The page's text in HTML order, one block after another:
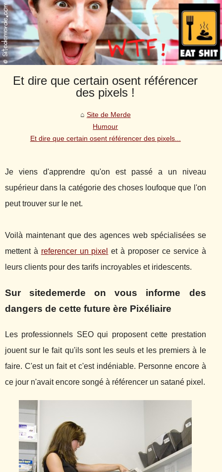
Et dire que certain osent référencer
des pixels !
Site de Merde
Humour
Et dire que certain osent référencer des pixels...
Je viens d'apprendre qu'on est passé a un niveau
supérieur dans la catégorie des choses loufoque que l'on
peut trouver sur le net.
Voilà maintenant que des agences web spécialisées se
mettent à referencer un pixel et à proposer ce service à
leurs clients pour des tarifs incroyables et iridescents.
Sur sitedemerde on vous informe des
dangers de cette future ère Pixéliaire
Les professionnels SEO qui proposent cette prestation
jouent sur le fait qu'ils sont les seuls et les premiers à le
faire. C'est un fait et c'est indéniable. Personne encore à
ce jour n'avait encore songé à référencer un satané pixel.